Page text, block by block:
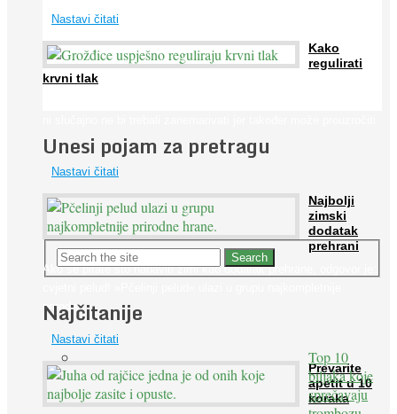
Nastavi čitati
Kako
regulirati
krvni tlak
...
Nastavi čitati
Najbolji
zimski
dodatak
prehrani
Ako se pitate što nabaviti zimi kao dodatak prehrane, odgovor je:
prirodne ...
Nastavi čitati
Prevarite
apetit u 10
koraka
Unesi pojam za pretragu
Najčitanije
Top 10
biljaka koje
sprečavaju